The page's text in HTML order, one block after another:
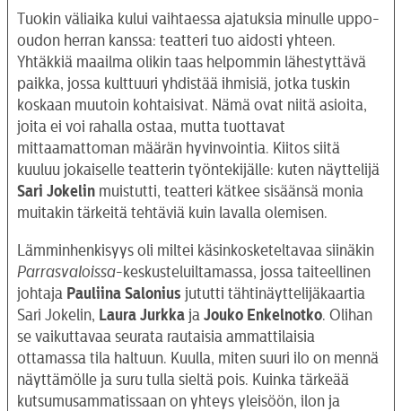
Tuokin väliaika kului vaihtaessa ajatuksia minulle uppo-
oudon herran kanssa: teatteri tuo aidosti yhteen.
Yhtäkkiä maailma olikin taas helpommin lähestyttävä
paikka, jossa kulttuuri yhdistää ihmisiä, jotka tuskin
koskaan muutoin kohtaisivat. Nämä ovat niitä asioita,
joita ei voi rahalla ostaa, mutta tuottavat
mittaamattoman määrän hyvinvointia. Kiitos siitä
kuuluu jokaiselle teatterin työntekijälle: kuten näyttelijä
Sari Jokelin muistutti, teatteri kätkee sisäänsä monia
muitakin tärkeitä tehtäviä kuin lavalla olemisen.
Lämminhenkisyys oli miltei käsinkosketeltavaa siinäkin
Parrasvaloissa-keskusteluiltamassa, jossa taiteellinen
johtaja Pauliina Salonius jututti tähtinäyttelijäkaartia
Sari Jokelin, Laura Jurkka ja Jouko Enkelnotko. Olihan
se vaikuttavaa seurata rautaisia ammattilaisia
ottamassa tila haltuun. Kuulla, miten suuri ilo on mennä
näyttämölle ja suru tulla sieltä pois. Kuinka tärkeää
kutsumusammatissaan on yhteys yleisöön, ilon ja